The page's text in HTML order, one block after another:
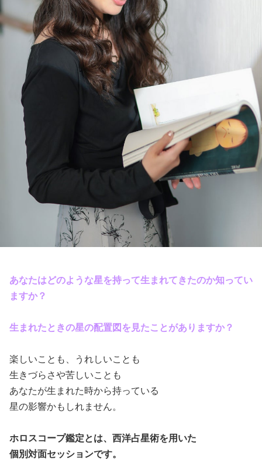
あなたはどのような星を持って生まれてきたのか知ってい
ますか？
生まれたときの星の配置図を見たことがありますか？
楽しいことも、うれしいことも
生きづらさや苦しいことも
あなたが生まれた時から持っている
星の影響かもしれません。
ホロスコープ鑑定とは、西洋占星術を用いた
個別対面セッションです。